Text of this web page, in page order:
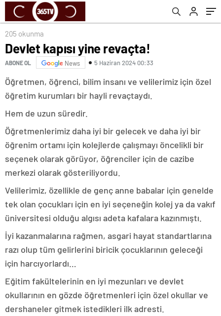
205 okunma
Devlet kapısı yine revaçta!
ABONE OL News 5 Haziran 2024 00:33
Öğretmen, öğrenci, bilim insanı ve velilerimiz için özel
öğretim kurumları bir hayli revaçtaydı.
Hem de uzun süredir.
Öğretmenlerimiz daha iyi bir gelecek ve daha iyi bir
öğrenim ortamı için kolejlerde çalışmayı öncelikli bir
seçenek olarak görüyor, öğrenciler için de cazibe
merkezi olarak gösteriliyordu.
Velilerimiz, özellikle de genç anne babalar için genelde
tek olan çocukları için en iyi seçeneğin kolej ya da vakıf
üniversitesi olduğu algısı adeta kafalara kazınmıştı.
İyi kazanmalarına rağmen, asgari hayat standartlarına
razı olup tüm gelirlerini biricik çocuklarının geleceği
için harcıyorlardı…
Eğitim fakültelerinin en iyi mezunları ve devlet
okullarının en gözde öğretmenleri için özel okullar ve
dershaneler gitmek istedikleri ilk adresti.